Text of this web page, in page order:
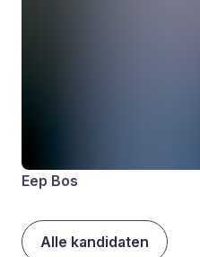
Eep Bos
Alle kandidaten